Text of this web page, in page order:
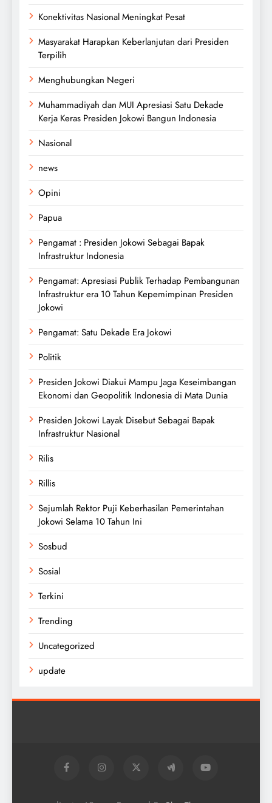
Konektivitas Nasional Meningkat Pesat
Masyarakat Harapkan Keberlanjutan dari Presiden
Terpilih
Menghubungkan Negeri
Muhammadiyah dan MUI Apresiasi Satu Dekade
Kerja Keras Presiden Jokowi Bangun Indonesia
Nasional
news
Opini
Papua
Pengamat : Presiden Jokowi Sebagai Bapak
Infrastruktur Indonesia
Pengamat: Apresiasi Publik Terhadap Pembangunan
Infrastruktur era 10 Tahun Kepemimpinan Presiden
Jokowi
Pengamat: Satu Dekade Era Jokowi
Politik
Presiden Jokowi Diakui Mampu Jaga Keseimbangan
Ekonomi dan Geopolitik Indonesia di Mata Dunia
Presiden Jokowi Layak Disebut Sebagai Bapak
Infrastruktur Nasional
Rilis
Rillis
Sejumlah Rektor Puji Keberhasilan Pemerintahan
Jokowi Selama 10 Tahun Ini
Sosbud
Sosial
Terkini
Trending
Uncategorized
update